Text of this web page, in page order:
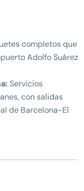
completos que
Adolfo Suárez
Servicios
con salidas
de Barcelona-El